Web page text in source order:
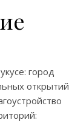
город
открытий